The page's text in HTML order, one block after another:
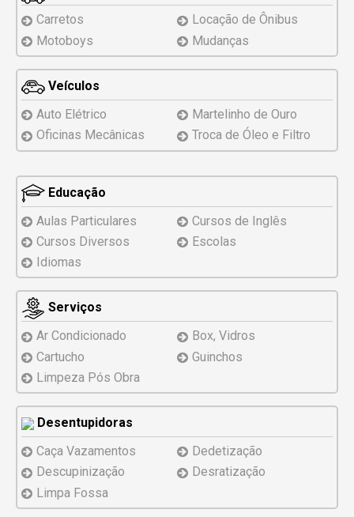
Carretos
Locação de Ônibus
Motoboys
Mudanças
Veículos
Auto Elétrico
Martelinho de Ouro
Oficinas Mecânicas
Troca de Óleo e Filtro
Educação
Aulas Particulares
Cursos de Inglês
Cursos Diversos
Escolas
Idiomas
Serviços
Ar Condicionado
Box, Vidros
Cartucho
Guinchos
Limpeza Pós Obra
Desentupidoras
Caça Vazamentos
Dedetização
Descupinização
Desratização
Limpa Fossa